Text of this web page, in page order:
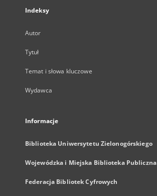
Indeksy
Autor
Tytuł
Temat i słowa kluczowe
Wydawca
Informacje
Biblioteka Uniwersytetu Zielonogórskiego
Wojewódzka i Miejska Biblioteka Publiczna
Federacja Bibliotek Cyfrowych